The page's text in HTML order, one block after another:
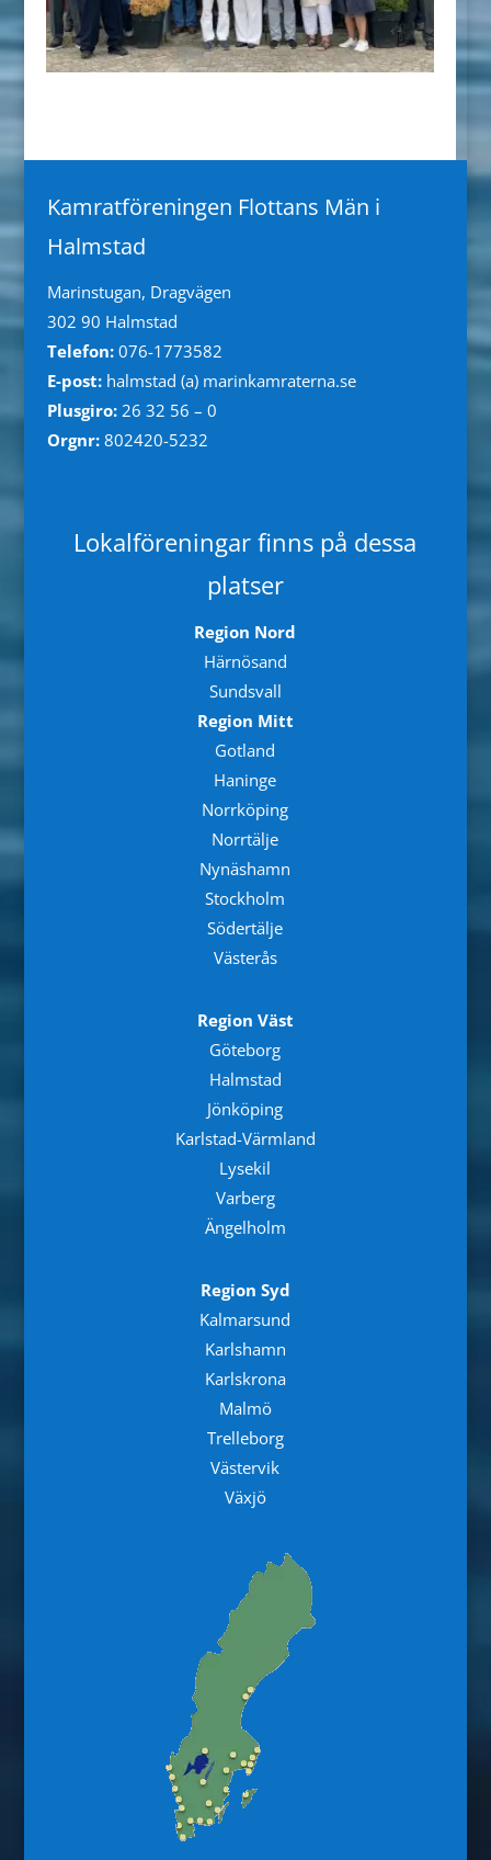
Kamratföreningen Flottans Män i
Halmstad
Marinstugan, Dragvägen
302 90 Halmstad
Telefon: 076-1773582
E-post:halmstad (a) marinkamraterna.se
Plusgiro:26 32 56 – 0
Orgnr: 802420-5232
Lokalföreningar finns på dessa
platser
Region Nord
Härnösand
Sundsvall
Region Mitt
Gotland
Haninge
Norrköping
Norrtälje
Nynäshamn
Stockholm
Södertälje
Västerås
Region Väst
Göteborg
Halmstad
Jönköping
Karlstad-Värmland
Lysekil
Varberg
Ängelholm
Region Syd
Kalmarsund
Karlshamn
Karlskrona
Malmö
Trelleborg
Västervik
Växjö